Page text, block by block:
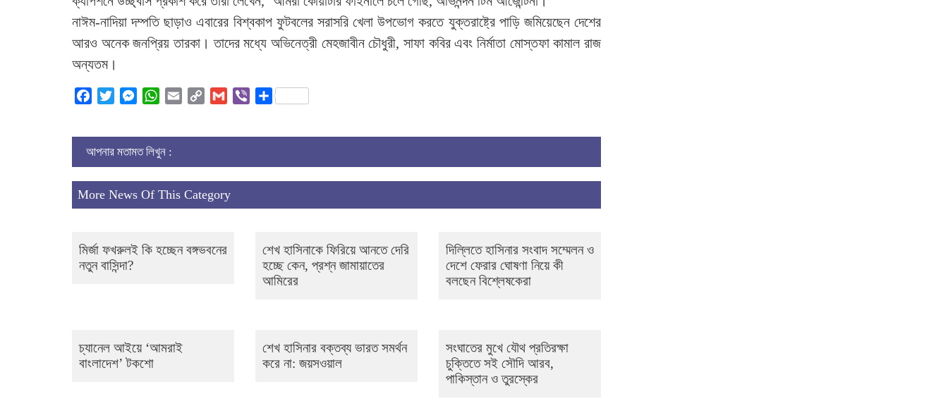
নাঈম-নাদিয়া দম্পতি ছাড়াও এবারের বিশ্বকাপ ফুটবলের সরাসরি খেলা উপভোগ করতে যুক্তরাষ্ট্রে পাড়ি জমিয়েছেন দেশের
আরও অনেক জনপ্রিয় তারকা। তাদের মধ্যে অভিনেত্রী মেহজাবীন চৌধুরী, সাফা কবির এবং নির্মাতা মোস্তফা কামাল রাজ
অন্যতম।
Facebook
TwitterMessengerWhatsApp
Email
Copy
Gmail ViberShare
আপনার মতামত লিখুন :
More News Of This Category
মির্জা ফখরুলই কি হচ্ছেন বঙ্গভবনের
নতুন বাসিন্দা?
শেখ হাসিনাকে ফিরিয়ে আনতে দেরি
হচ্ছে কেন, প্রশ্ন জামায়াতের
আমিরের
দিল্লিতে হাসিনার সংবাদ সম্মেলন ও
দেশে ফেরার ঘোষণা নিয়ে কী
বলছেন বিশ্লেষকেরা
চ্যানেল আইয়ে ‘আমরাই
বাংলাদেশ’ টকশো
শেখ হাসিনার বক্তব্য ভারত সমর্থন
করে না: জয়সওয়াল
সংঘাতের মুখে যৌথ প্রতিরক্ষা
চুক্তিতে সই সৌদি আরব,
পাকিস্তান ও তুরস্কের